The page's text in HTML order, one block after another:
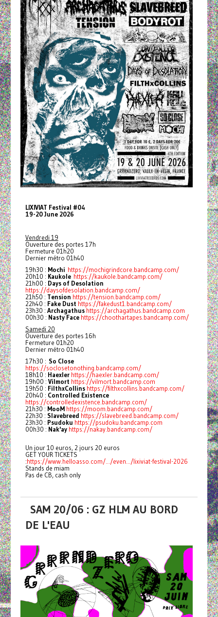
LIXIVIAT Festival #04
19-20 June 2026
Vendredi 19
Ouverture des portes 17h
Fermeture 01h20
Dernier métro 01h40
19h30 : Mochi https://mochigrindcore.bandcamp.com/
20h10 : Kaukole https://kaukole.bandcamp.com/
21h00 : Days of Desolation
https://daysofdesolation.bandcamp.com/
21h50 : Tension https://tension.bandcamp.com/
22h40 : Fake Dust https://fakedust1.bandcamp.com/
23h30 : Archagathus https://archagathus.bandcamp.com
00h30 : Nasty Face https://choothartapes.bandcamp.com/
Samedi 20
Ouverture des portes 16h
Fermeture 01h20
Dernier métro 01h40
17h30 : So Close
https://soclosetonothing.bandcamp.com/
18h10 : Haexler https://haexler.bandcamp.com/
19h00 : Vilmort https://vilmort.bandcamp.com
19h50 : FilthxCollins https://filthxcollins.bandcamp.com/
20h40 : Controlled Existence
https://controlledexistence.bandcamp.com/
21h30 : MooM https://moom.bandcamp.com/
22h30 : Slavebreed https://slavebreed.bandcamp.com/
23h30 : Psudoku https://psudoku.bandcamp.com
00h30 : Nak'ay https://nakay.bandcamp.com/
Un jour 10 euros, 2 jours 20 euros
GET YOUR TICKETS
:https://www.helloasso.com/.../even.../lixiviat-festival-2026
Stands de miam
Pas de CB, cash only
SAM 20/06 : GZ HLM AU BORD
DE L'EAU